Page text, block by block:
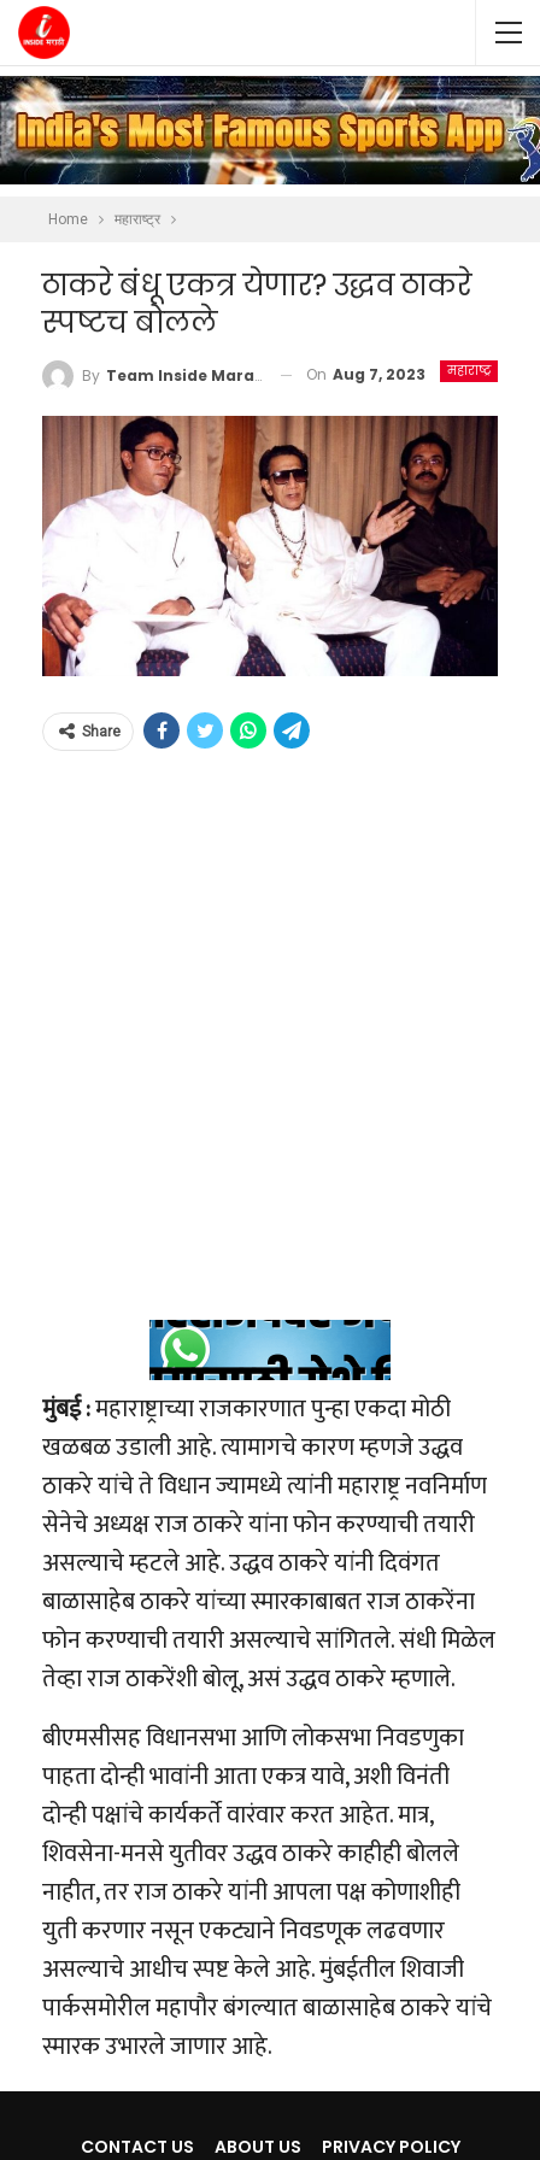
Home महाराष्ट्र
ठाकरे बंधू एकत्र येणार? उद्धव ठाकरे
स्पष्टच बोलले
महाराष्ट्र
By Team Inside Marathi On Aug 7, 2023
Share
मुंबई :महाराष्ट्राच्या राजकारणात पुन्हा एकदा मोठी
खळबळ उडाली आहे. त्यामागचे कारण म्हणजे उद्धव
ठाकरे यांचे ते विधान ज्यामध्ये त्यांनी महाराष्ट्र नवनिर्माण
सेनेचे अध्यक्ष राज ठाकरे यांना फोन करण्याची तयारी
असल्याचे म्हटले आहे. उद्धव ठाकरे यांनी दिवंगत
बाळासाहेब ठाकरे यांच्या स्मारकाबाबत राज ठाकरेंना
फोन करण्याची तयारी असल्याचे सांगितले. संधी मिळेल
तेव्हा राज ठाकरेंशी बोलू, असं उद्धव ठाकरे म्हणाले.
बीएमसीसह विधानसभा आणि लोकसभा निवडणुका
पाहता दोन्ही भावांनी आता एकत्र यावे, अशी विनंती
दोन्ही पक्षांचे कार्यकर्ते वारंवार करत आहेत. मात्र,
शिवसेना-मनसे युतीवर उद्धव ठाकरे काहीही बोलले
नाहीत, तर राज ठाकरे यांनी आपला पक्ष कोणाशीही
युती करणार नसून एकट्याने निवडणूक लढवणार
असल्याचे आधीच स्पष्ट केले आहे. मुंबईतील शिवाजी
पार्कसमोरील महापौर बंगल्यात बाळासाहेब ठाकरे यांचे
स्मारक उभारले जाणार आहे.
CONTACT US ABOUT US PRIVACY POLICY